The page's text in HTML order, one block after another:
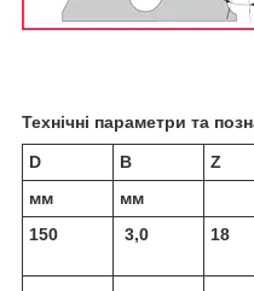
Технічні параметри та
D В Z
мм
мм
150
3,0 18